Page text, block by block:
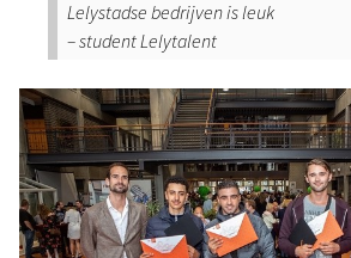
Lelystadse bedrijven is leuk
– student Lelytalent